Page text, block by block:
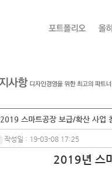
2019 스마트공장 보급/확산 사업
작성일 : 19-03-08 17:25
2019년 스